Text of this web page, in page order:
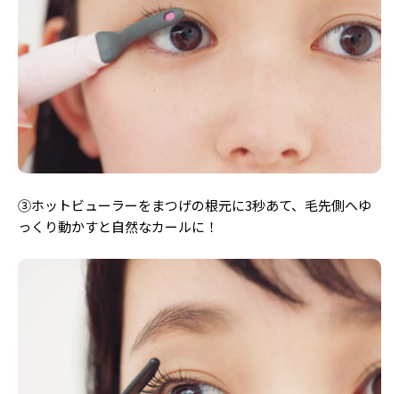
③ホットビューラーをまつげの根元に3秒あて、毛先側へゆ
っくり動かすと自然なカールに！